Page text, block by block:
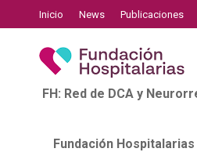
Inicio News Publicaciones
FH: Red de DCA y
Fundación Hospitalarias